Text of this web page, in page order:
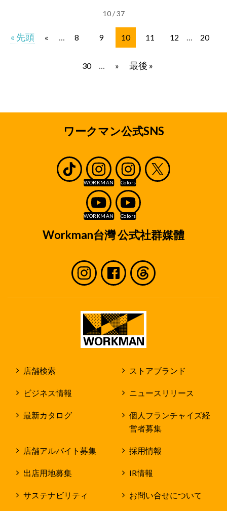
10 / 37
« 先頭 « ... 8 9 10 11 12 ... 20
30 ... » 最後 »
ワークマン公式SNS
Workman台灣 公式社群媒體
店舗検索 ストアブランド
ビジネス情報 ニュースリリース
最新カタログ
個人フランチャイズ経
営者募集
店舗アルバイト募集 採用情報
出店用地募集 IR情報
サステナビリティ お問い合せについて